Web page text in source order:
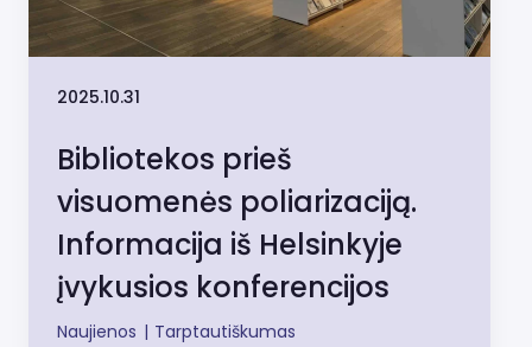
2025.10.31
Bibliotekos prieš
visuomenės poliarizaciją.
Informacija iš Helsinkyje
įvykusios konferencijos
Naujienos | Tarptautiškumas